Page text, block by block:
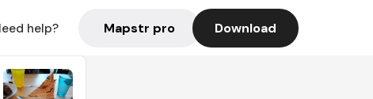
help? Mapstr pro Download